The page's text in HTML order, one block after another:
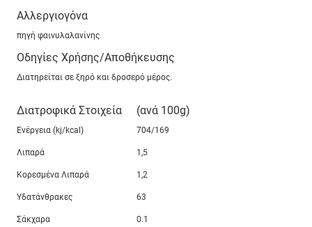
Αλλεργιογόνα
πηγή φαινυλαλανίνης
Οδηγίες Χρήσης/Αποθήκευσης
Διατηρείται σε ξηρό και δροσερό μέρος.
Διατροφικά Στοιχεία (ανά 100g)
Ενέργεια (kj/kcal) 704/169
Λιπαρά 1,5
Κορεσμένα Λιπαρά 1,2
Υδατάνθρακες 63
Σάκχαρα 0.1